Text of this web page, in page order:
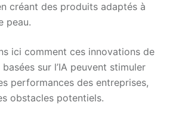
créant des produits adaptés à
peau.
ici comment ces innovations de
sur l’IA peuvent stimuler
performances des entreprises,
obstacles potentiels.